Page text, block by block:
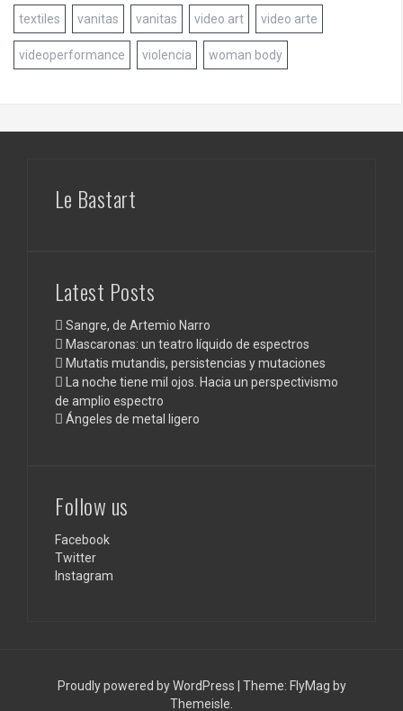
textiles vanitas vanitas video art video arte
videoperformance violencia woman body
Le Bastart
Latest Posts
Sangre, de Artemio Narro
Mascaronas: un teatro líquido de espectros
Mutatis mutandis, persistencias y mutaciones
La noche tiene mil ojos. Hacia un perspectivismo
de amplio espectro
Ángeles de metal ligero
Follow us
Facebook
Twitter
Instagram
Proudly powered by WordPress Theme: FlyMag by
Themeisle.